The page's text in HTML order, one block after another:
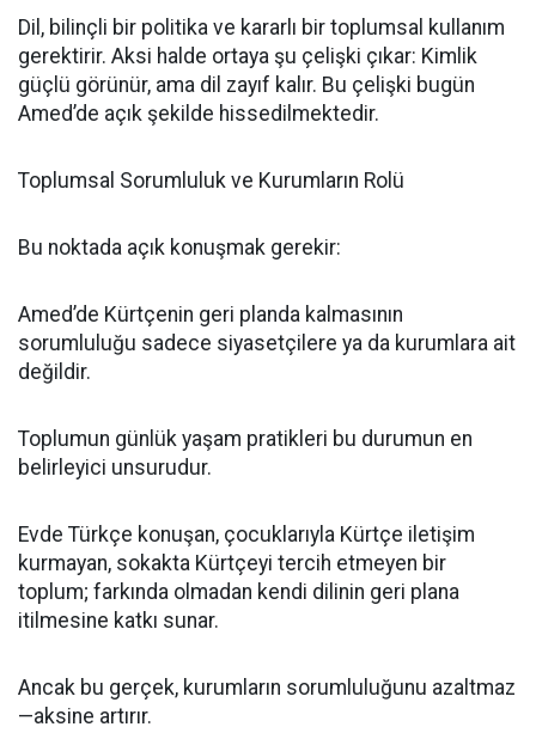
Dil, bilinçli bir politika ve kararlı bir toplumsal kullanım
gerektirir. Aksi halde ortaya şu çelişki çıkar: Kimlik
güçlü görünür, ama dil zayıf kalır. Bu çelişki bugün
Amed’de açık şekilde hissedilmektedir.
Toplumsal Sorumluluk ve Kurumların Rolü
Bu noktada açık konuşmak gerekir:
Amed’de Kürtçenin geri planda kalmasının
sorumluluğu sadece siyasetçilere ya da kurumlara ait
değildir.
Toplumun günlük yaşam pratikleri bu durumun en
belirleyici unsurudur.
Evde Türkçe konuşan, çocuklarıyla Kürtçe iletişim
kurmayan, sokakta Kürtçeyi tercih etmeyen bir
toplum; farkında olmadan kendi dilinin geri plana
itilmesine katkı sunar.
Ancak bu gerçek, kurumların sorumluluğunu azaltmaz
—aksine artırır.